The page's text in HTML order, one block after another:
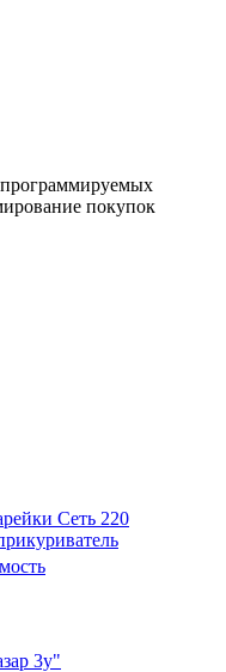
покупок
Сеть 220
3у"